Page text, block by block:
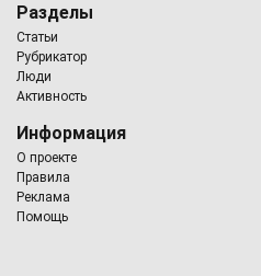
Разделы
Статьи
Рубрикатор
Люди
Активность
Информация
О проекте
Правила
Реклама
Помощь